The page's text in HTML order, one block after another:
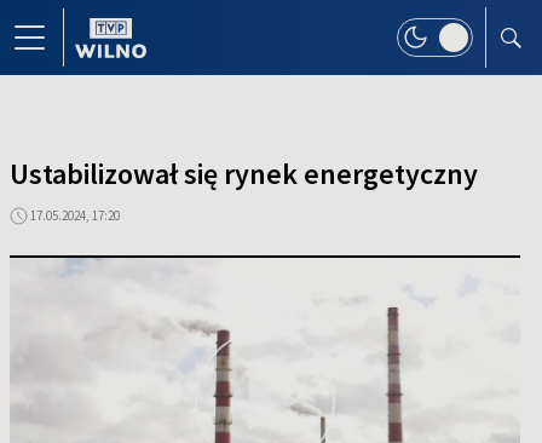
Ustabilizował się rynek energetyczny
17.05.2024, 17:20